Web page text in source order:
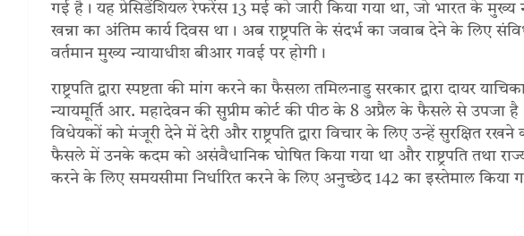
गई है। यह प्रेसिडेंशियल रेफरेंस 13 मई को जारी किया गया था, जो भारत के मुख्य
खन्ना का अंतिम कार्य दिवस था। अब राष्ट्रपति के संदर्भ का जवाब देने के लिए
वर्तमान मुख्य न्यायाधीश बीआर गवई पर होगी।
राष्ट्रपति द्वारा स्पष्टता की मांग करने का फैसला तमिलनाडु सरकार द्वारा दायर
न्यायमूर्ति आर. महादेवन की सुप्रीम कोर्ट की पीठ के 8 अप्रैल के फैसले से उपजा है।
विधेयकों को मंजूरी देने में देरी और राष्ट्रपति द्वारा विचार के लिए उन्हें सुरक्षित
फैसले में उनके कदम को असंवैधानिक घोषित किया गया था और राष्ट्रपति तथा
करने के लिए समयसीमा निर्धारित करने के लिए अनुच्छेद 142 का इस्तेमाल किया